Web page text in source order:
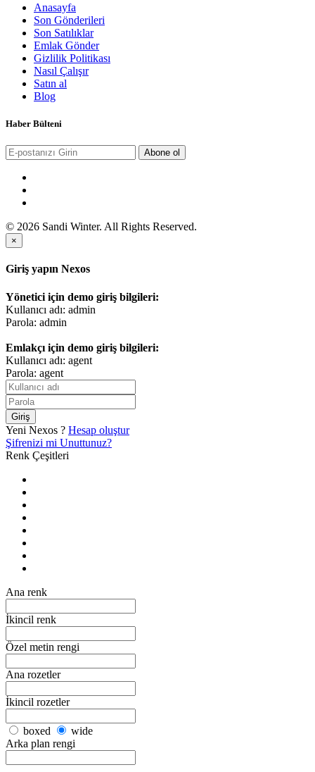
Anasayfa
Son Gönderileri
Son Satılıklar
Emlak Gönder
Gizlilik Politikası
Nasıl Çalışır
Satın al
Blog
Haber Bülteni
Abone ol
© 2026 Sandi Winter. All Rights Reserved.
×
Giriş yapın Nexos
Yönetici için demo giriş bilgileri:
Kullanıcı adı: admin
Parola: admin
Emlakçı için demo giriş bilgileri:
Kullanıcı adı: agent
Parola: agent
Giriş
Yeni Nexos ? Hesap oluştur
Şifrenizi mi Unuttunuz?
Renk Çeşitleri
Ana renk
İkincil renk
Özel metin rengi
Ana rozetler
İkincil rozetler
boxed
wide
Arka plan rengi